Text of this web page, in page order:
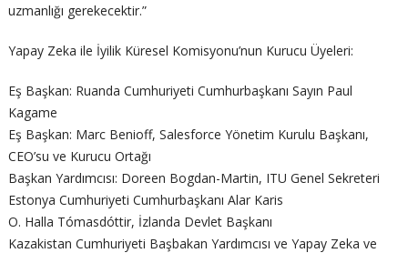
uzmanlığı gerekecektir.”
Yapay Zeka ile İyilik Küresel Komisyonu’nun Kurucu Üyeleri:
Eş Başkan: Ruanda Cumhuriyeti Cumhurbaşkanı Sayın Paul
Kagame
Eş Başkan: Marc Benioff, Salesforce Yönetim Kurulu Başkanı,
CEO’su ve Kurucu Ortağı
Başkan Yardımcısı: Doreen Bogdan-Martin, ITU Genel Sekreteri
Estonya Cumhuriyeti Cumhurbaşkanı Alar Karis
O. Halla Tómasdóttir, İzlanda Devlet Başkanı
Kazakistan Cumhuriyeti Başbakan Yardımcısı ve Yapay Zeka ve